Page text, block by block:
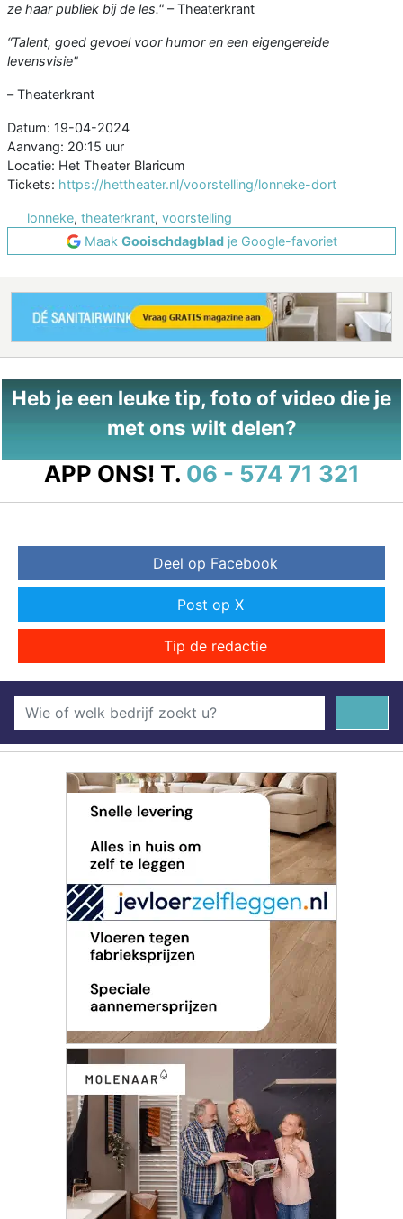
ze haar publiek bij de les." – Theaterkrant
“Talent, goed gevoel voor humor en een eigengereide
levensvisie"
– Theaterkrant
Datum: 19-04-2024
Aanvang: 20:15 uur
Locatie: Het Theater Blaricum
Tickets: https://hettheater.nl/voorstelling/lonneke-dort
lonneke, theaterkrant, voorstelling
Maak Gooischdagbladje Google-favoriet
Heb je een leuke tip, foto of video die je
met ons wilt delen?
APP ONS! T. 06 - 574 71 321
Deel op Facebook
Post op X
Tip de redactie